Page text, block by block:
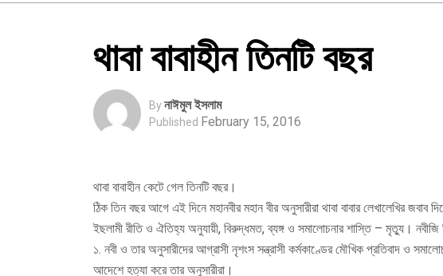
থাবা বাবাহীন তিনটি বছর
Byনাঈমুল ইসলাম
Published February 15, 2016
থাবা বাবাহীন কেটে গেল তিনটি বছর।
ঠিক তিন বছর আগে এই দিনে মহানবীর মহান বীর অনুসারীরা থাবা বাবার লেখালেখির জবাব
ইছলামী রীতি ও ঐতিহ্য অনুযায়ী, বিরুদ্ধমত, ব্যঙ্গ ও সমালোচনার শাস্তি – মৃত্যু।
১. নবী ও তার অনুসারীদের আগ্রাসী নৃশংস সন্ত্রাসী কর্মকাণ্ডের মৌখিক প্রতিবাদ ও
আদেশে হত্যা করে তার অনুসারীরা।